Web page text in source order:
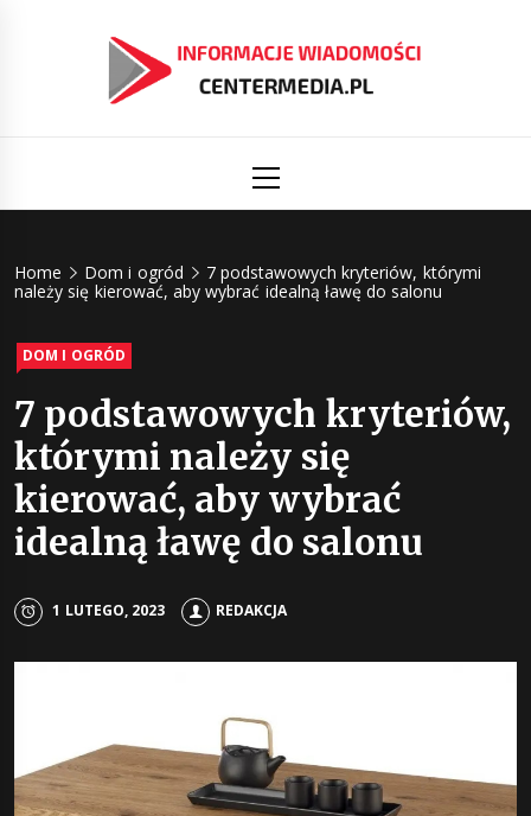
Menu
Home Dom i ogród
7 podstawowych kryteriów, którymi
należy się kierować, aby wybrać idealną ławę do salonu
DOM I OGRÓD
7 podstawowych kryteriów,
którymi należy się
kierować, aby wybrać
idealną ławę do salonu
1 LUTEGO, 2023 REDAKCJA